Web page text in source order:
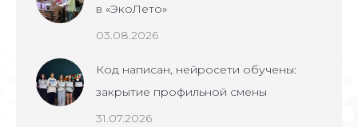
в «ЭкоЛето»
03.08.2026
Код написан, нейросети обучены:
закрытие профильной смены
31.07.2026